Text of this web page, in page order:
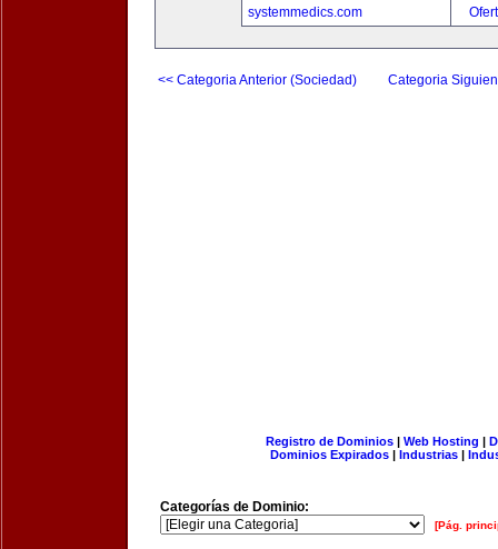
systemmedics.com
<< Categoria Anterior (Sociedad) Categoria
Registro de Dominios| Web Hosting |
Dominios Expirados | Industrias |
Categorías de Dominio:
[Pág.